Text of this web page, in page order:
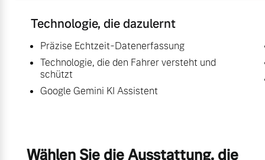
Technologie, die dazulernt
Präzise Echtzeit-Datenerfassung
Technologie, die den Fahrer versteht und
schützt
Google Gemini KI Assistent
Wählen Sie die Ausstattung, die